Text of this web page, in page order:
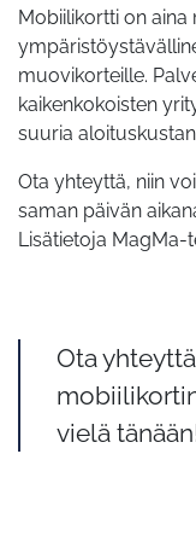
Mobiilikortti on
muovikorteille.
kaikenkokoisten
suuria
Ota yhteyttä, niin
saman päivän
Lisätietoja
Ota
vielä